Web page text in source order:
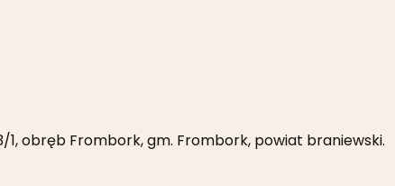
1, obręb Frombork, gm. Frombork, powiat braniewski.